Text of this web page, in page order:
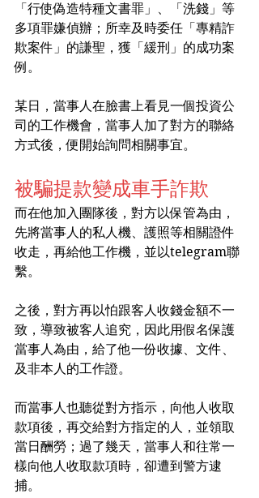
「行使偽造特種文書罪」、「洗錢」等
多項罪嫌偵辦；所幸及時委任「專精詐
欺案件」的謙聖，獲「緩刑」的成功案
例。
某日，當事人在臉書上看見一個投資公
司的工作機會，當事人加了對方的聯絡
方式後，便開始詢問相關事宜。
被騙提款變成車手詐欺
而在他加入團隊後，對方以保管為由，
先將當事人的私人機、護照等相關證件
收走，再給他工作機，並以telegram聯
繫。
之後，對方再以怕跟客人收錢金額不一
致，導致被客人追究，因此用假名保護
當事人為由，給了他一份收據、文件、
及非本人的工作證。
而當事人也聽從對方指示，向他人收取
款項後，再交給對方指定的人，並領取
當日酬勞；過了幾天，當事人和往常一
樣向他人收取款項時，卻遭到警方逮
捕。